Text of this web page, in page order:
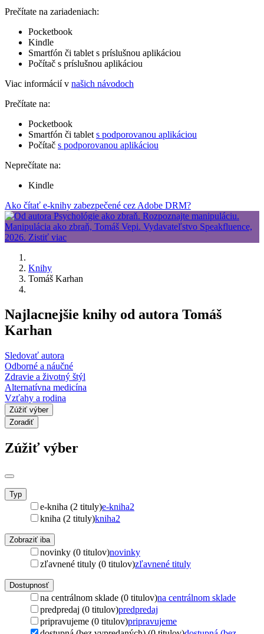
Prečítate na zariadeniach:
Pocketbook
Kindle
Smartfón či tablet s príslušnou aplikáciou
Počítač s príslušnou aplikáciou
Viac informácií v našich návodoch
Prečítate na:
Pocketbook
Smartfón či tablet s podporovanou aplikáciou
Počítač s podporovanou aplikáciou
Neprečítate na:
Kindle
Ako čítať e-knihy zabezpečené cez Adobe DRM?
Knihy
Tomáš Karhan
Najlacnejšie knihy od autora Tomáš
Karhan
Sledovať autora
Odborné a náučné
Zdravie a životný štýl
Alternatívna medicína
Vzťahy a rodina
Zúžiť výber
Zoradiť
Zúžiť výber
Typ
e-kniha (2 tituly)e-kniha2
kniha (2 tituly)kniha2
Zobraziť iba
novinky (0 titulov)novinky
zľavnené tituly (0 titulov)zľavnené tituly
Dostupnosť
na centrálnom sklade (0 titulov)na centrálnom sklade
predpredaj (0 titulov)predpredaj
pripravujeme (0 titulov)pripravujeme